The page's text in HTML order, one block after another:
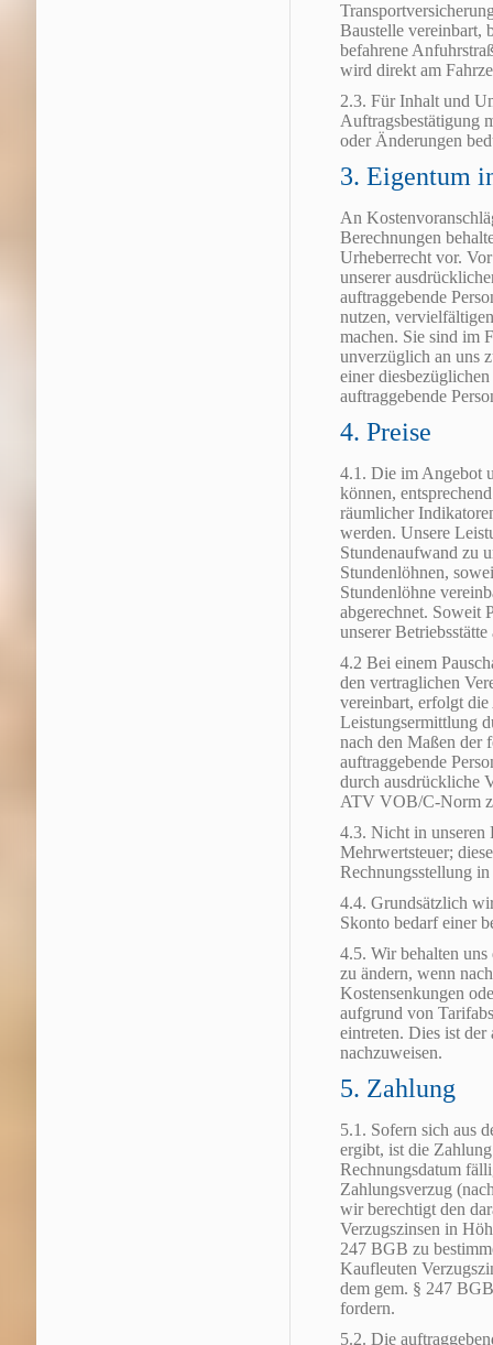
Baustelle vereinbart,
befahrene
wird direkt am
2.3. Für Inhalt und
Auftragsbestätigung
oder Änderungen
3. Eigentum
An
Berechnungen
Urheberrecht vor.
unserer
auftraggebende
nutzen,
machen. Sie sind im
unverzüglich an uns
einer
auftraggebende
4. Preise
4.1. Die im Angebot
können,
räumlicher
werden. Unsere
Stundenaufwand zu
Stundenlöhnen,
Stundenlöhne
abgerechnet. Soweit
unserer
4.2 Bei einem
den vertraglichen
vereinbart, erfolgt
Leistungsermittlung
nach den Maßen der
auftraggebende
durch ausdrückliche
ATV VOB/C-Norm
4.3. Nicht in unseren
Mehrwertsteuer;
Rechnungsstellung
4.4. Grundsätzlich
Skonto bedarf einer
4.5. Wir behalten uns
zu ändern, wenn
Kostensenkungen
aufgrund von
eintreten. Dies ist der
nachzuweisen.
5. Zahlung
5.1. Sofern sich aus
ergibt, ist die
Rechnungsdatum
Zahlungsverzug
wir berechtigt den
Verzugszinsen in
247 BGB zu
Kaufleuten
dem gem. § 247
fordern.
5.2. Die